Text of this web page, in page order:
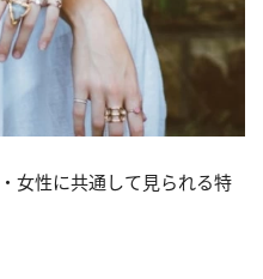
女性に共通して見られる特